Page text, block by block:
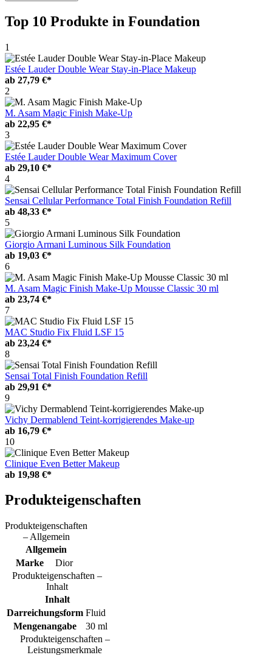
Top 10 Produkte in Foundation
1
Estée Lauder Double Wear Stay-in-Place Makeup
ab 27,79 €*
2
M. Asam Magic Finish Make-Up
ab 22,95 €*
3
Estée Lauder Double Wear Maximum Cover
ab 29,10 €*
4
Sensai Cellular Performance Total Finish Foundation Refill
ab 48,33 €*
5
Giorgio Armani Luminous Silk Foundation
ab 19,03 €*
6
M. Asam Magic Finish Make-Up Mousse Classic 30 ml
ab 23,74 €*
7
MAC Studio Fix Fluid LSF 15
ab 23,24 €*
8
Sensai Total Finish Foundation Refill
ab 29,91 €*
9
Vichy Dermablend Teint-korrigierendes Make-up
ab 16,79 €*
10
Clinique Even Better Makeup
ab 19,98 €*
Produkteigenschaften
Produkteigenschaften
– Allgemein
Allgemein
Marke
Dior
Produkteigenschaften –
Inhalt
Inhalt
Darreichungsform Fluid
Mengenangabe
30 ml
Produkteigenschaften –
Leistungsmerkmale